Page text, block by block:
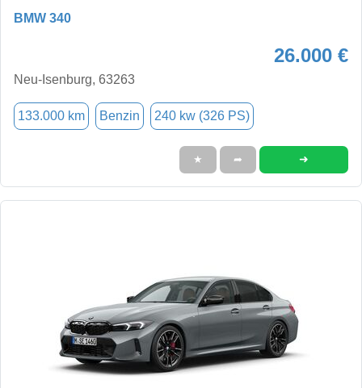
BMW 340
26.000 €
Neu-Isenburg, 63263
133.000 km Benzin 240 kw (326 PS)
★ ➦ ➜